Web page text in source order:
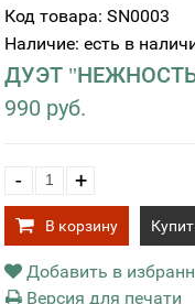
Код товара: SN0003
Наличие: есть в
ДУЭТ
990 руб.
- +
В корзину
Добавить в
Версия для печати